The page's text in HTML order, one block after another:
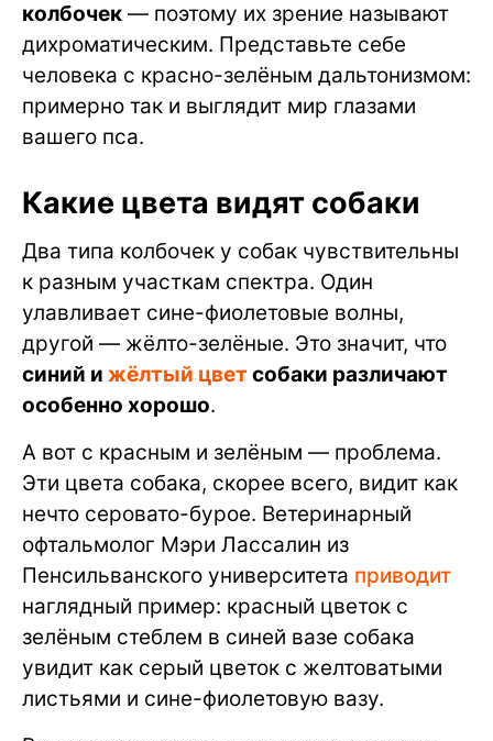
колбочек — поэтому их зрение называют
дихроматическим. Представьте себе
человека с красно-зелёным дальтонизмом:
примерно так и выглядит мир глазами
вашего пса.
Какие цвета видят собаки
Два типа колбочек у собак чувствительны
к разным участкам спектра. Один
улавливает сине-фиолетовые волны,
другой — жёлто-зелёные. Это значит, что
синий и жёлтый цвет собаки различают
особенно хорошо.
А вот с красным и зелёным — проблема.
Эти цвета собака, скорее всего, видит как
нечто серовато-бурое. Ветеринарный
офтальмолог Мэри Лассалин из
Пенсильванского университета приводит
наглядный пример: красный цветок с
зелёным стеблем в синей вазе собака
увидит как серый цветок с желтоватыми
листьями и сине-фиолетовую вазу.